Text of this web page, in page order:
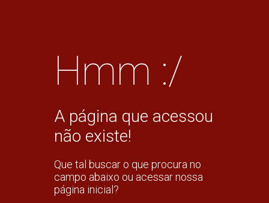
Hmm :/
A página que acessou
não existe!
Que tal buscar o que procura no
campo abaixo ou acessar nossa
página inicial?